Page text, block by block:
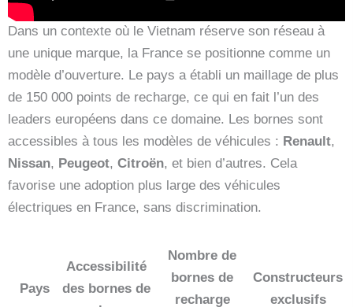
Dans un contexte où le Vietnam réserve son réseau à
une unique marque, la France se positionne comme un
modèle d’ouverture. Le pays a établi un maillage de plus
de 150 000 points de recharge, ce qui en fait l’un des
leaders européens dans ce domaine. Les bornes sont
accessibles à tous les modèles de véhicules : Renault,
Nissan, Peugeot, Citroën, et bien d’autres. Cela
favorise une adoption plus large des véhicules
électriques en France, sans discrimination.
Pays
Accessibilité
des bornes de
Nombre de
bornes de
recharge
Constructeurs
exclusifs